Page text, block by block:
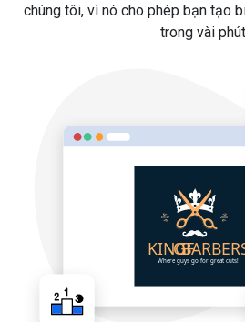
chúng tôi, vì nó cho phép bạn tạo
trong vài